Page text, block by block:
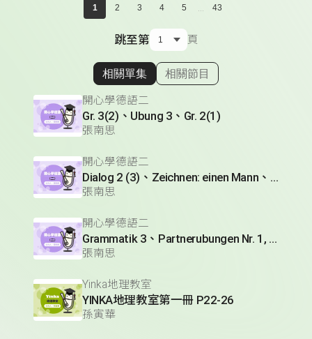
1 2 3 4 5 ... 43
跳至第 頁
顯示相關單集
相關單集 相關節目
開心學德語二
Gr. 3(2)、Ubung 3、Gr. 2(1)
張南思
開心學德語二
Dialog 2 (3)、Zeichnen: einen Mann、Lesetext 1(1)
張南思
開心學德語二
Grammatik 3、Partnerubungen Nr. 1, 3、Dialog 2(1)
張南思
Yinka地理教室
YINKA地理教室第一冊 P22-26
孫寅華